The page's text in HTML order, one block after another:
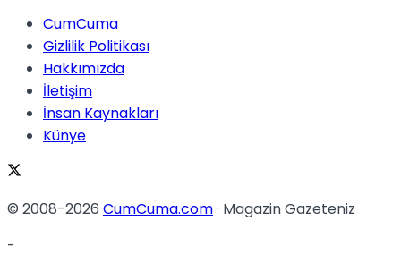
CumCuma
Gizlilik Politikası
Hakkımızda
İletişim
İnsan Kaynakları
Künye
© 2008-2026 CumCuma.com· Magazin Gazeteniz
-